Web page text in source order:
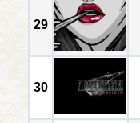
29
30